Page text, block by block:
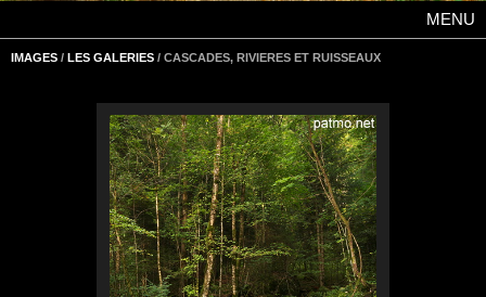
MENU
IMAGES / LES GALERIES / CASCADES, RIVIERES ET RUISSEAUX